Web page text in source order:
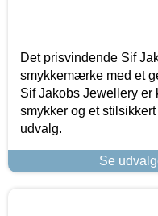
Det prisvindende Sif
smykkemærke med et
Sif Jakobs Jewellery er
smykker og et
udvalg.
Se